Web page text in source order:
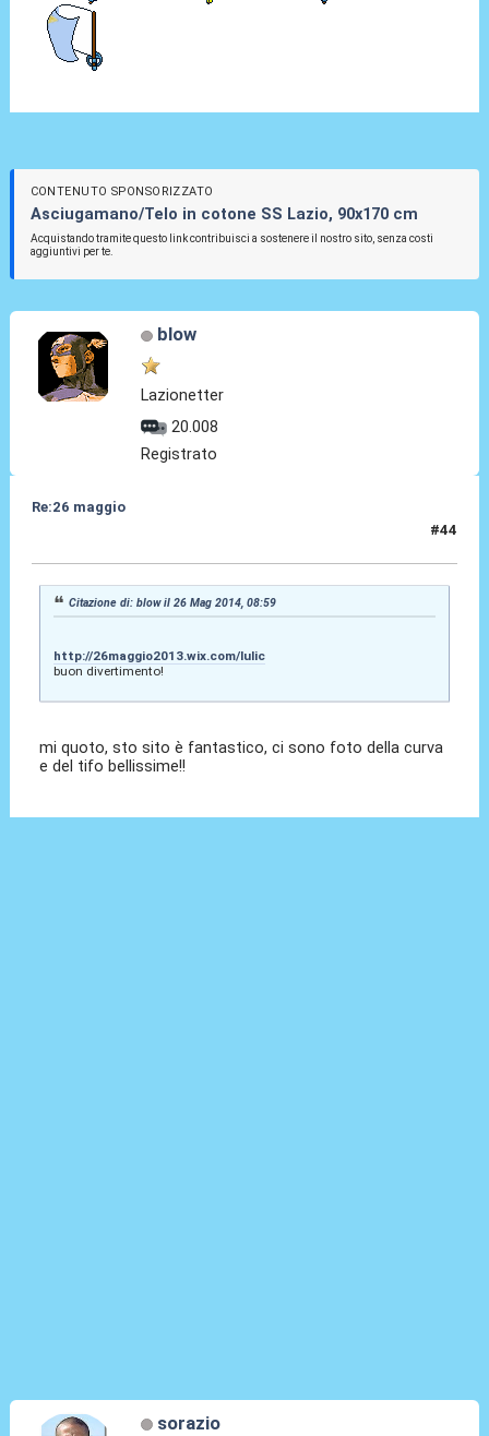
CONTENUTO SPONSORIZZATO
Asciugamano/Telo in cotone SS Lazio, 90x170 cm
Acquistando tramite questo link contribuisci a sostenere il nostro sito, senza costi
aggiuntivi per te.
blow
Lazionetter
20.008
Registrato
Re:26 maggio
#44
Citazione di: blow il 26 Mag 2014, 08:59
http://26maggio2013.wix.com/lulic
buon divertimento!
mi quoto, sto sito è fantastico, ci sono foto della curva
e del tifo bellissime!!
sorazio